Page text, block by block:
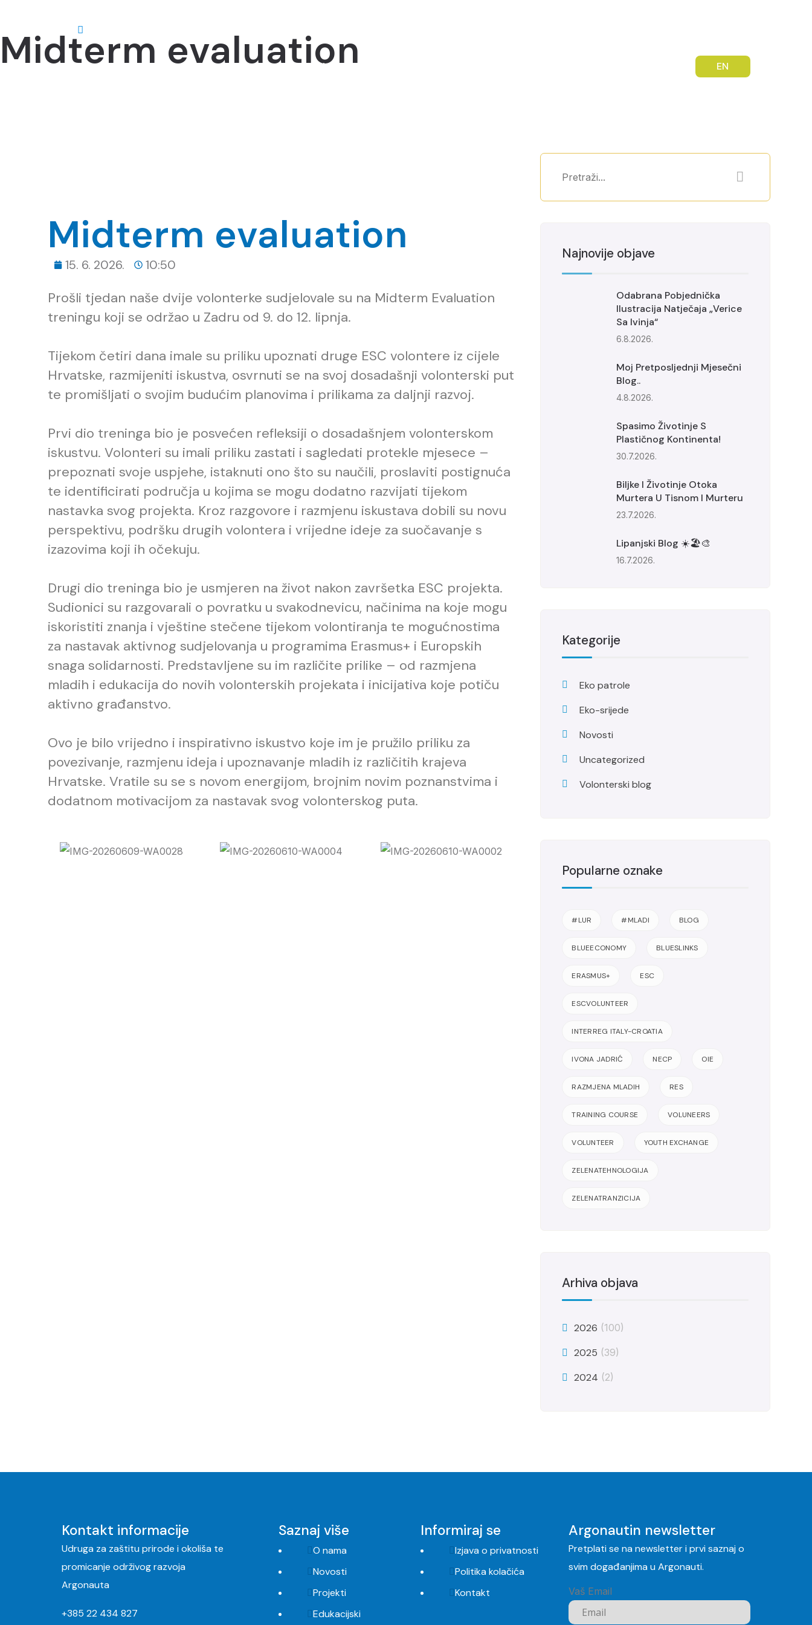
O nama Novosti Projekti EN
Midterm evaluation
Midterm evaluation
15. 6. 2026. 10:50
Prošli tjedan naše dvije volonterke sudjelovale su na Midterm Evaluation
treningu koji se održao u Zadru od 9. do 12. lipnja.
Tijekom četiri dana imale su priliku upoznati druge ESC volontere iz cijele
Hrvatske, razmijeniti iskustva, osvrnuti se na svoj dosadašnji volonterski put
te promišljati o svojim budućim planovima i prilikama za daljnji razvoj.
Prvi dio treninga bio je posvećen refleksiji o dosadašnjem volonterskom
iskustvu. Volonteri su imali priliku zastati i sagledati protekle mjesece –
prepoznati svoje uspjehe, istaknuti ono što su naučili, proslaviti postignuća
te identificirati područja u kojima se mogu dodatno razvijati tijekom
nastavka svog projekta. Kroz razgovore i razmjenu iskustava dobili su novu
perspektivu, podršku drugih volontera i vrijedne ideje za suočavanje s
izazovima koji ih očekuju.
Drugi dio treninga bio je usmjeren na život nakon završetka ESC projekta.
Sudionici su razgovarali o povratku u svakodnevicu, načinima na koje mogu
iskoristiti znanja i vještine stečene tijekom volontiranja te mogućnostima
za nastavak aktivnog sudjelovanja u programima Erasmus+ i Europskih
snaga solidarnosti. Predstavljene su im različite prilike – od razmjena
mladih i edukacija do novih volonterskih projekata i inicijativa koje potiču
aktivno građanstvo.
Ovo je bilo vrijedno i inspirativno iskustvo koje im je pružilo priliku za
povezivanje, razmjenu ideja i upoznavanje mladih iz različitih krajeva
Hrvatske. Vratile su se s novom energijom, brojnim novim poznanstvima i
dodatnom motivacijom za nastavak svog volonterskog puta.
Najnovije objave
Odabrana Pobjednička
Ilustracija Natječaja „Verice
Sa Ivinja“
6.8.2026.
Moj Pretposljednji Mjesečni
Blog..
4.8.2026.
Spasimo Životinje S
Plastičnog Kontinenta!
30.7.2026.
Biljke I Životinje Otoka
Murtera U Tisnom I Murteru
23.7.2026.
Lipanjski Blog ☀️🏖️🎨
16.7.2026.
Kategorije
Eko patrole
Eko-srijede
Novosti
Uncategorized
Volonterski blog
Popularne oznake
#LUR #MLADI BLOG
BLUEECONOMY BLUESLINKS
ERASMUS+ ESC
ESCVOLUNTEER
INTERREG ITALY-CROATIA
IVONA JADRIĆ NECP OIE
RAZMJENA MLADIH RES
TRAINING COURSE VOLUNEERS
VOLUNTEER YOUTH EXCHANGE
ZELENATEHNOLOGIJA
ZELENATRANZICIJA
Arhiva objava
2026 (100)
2025 (39)
2024 (2)
Kontakt informacije
Udruga za zaštitu prirode i okoliša te
promicanje održivog razvoja
Argonauta
+385 22 434 827
Saznaj više
O nama
Novosti
Projekti
Edukacijski
Informiraj se
Izjava o privatnosti
Politika kolačića
Kontakt
Argonautin newsletter
Pretplati se na newsletter i prvi saznaj o
svim događanjima u Argonauti.
Vaš Email